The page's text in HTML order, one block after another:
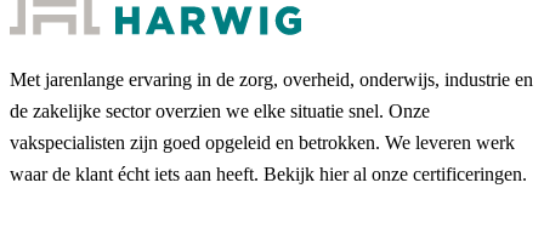
Met jarenlange ervaring in de zorg, overheid, onderwijs, industrie en
de zakelijke sector overzien we elke situatie snel. Onze
vakspecialisten zijn goed opgeleid en betrokken. We leveren werk
waar de klant écht iets aan heeft. Bekijk hier al onze certificeringen.